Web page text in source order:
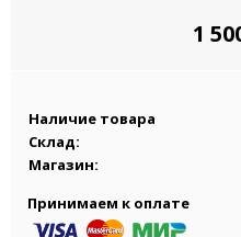
1
Наличие товара
Склад:
Магазин:
Принимаем к оплате